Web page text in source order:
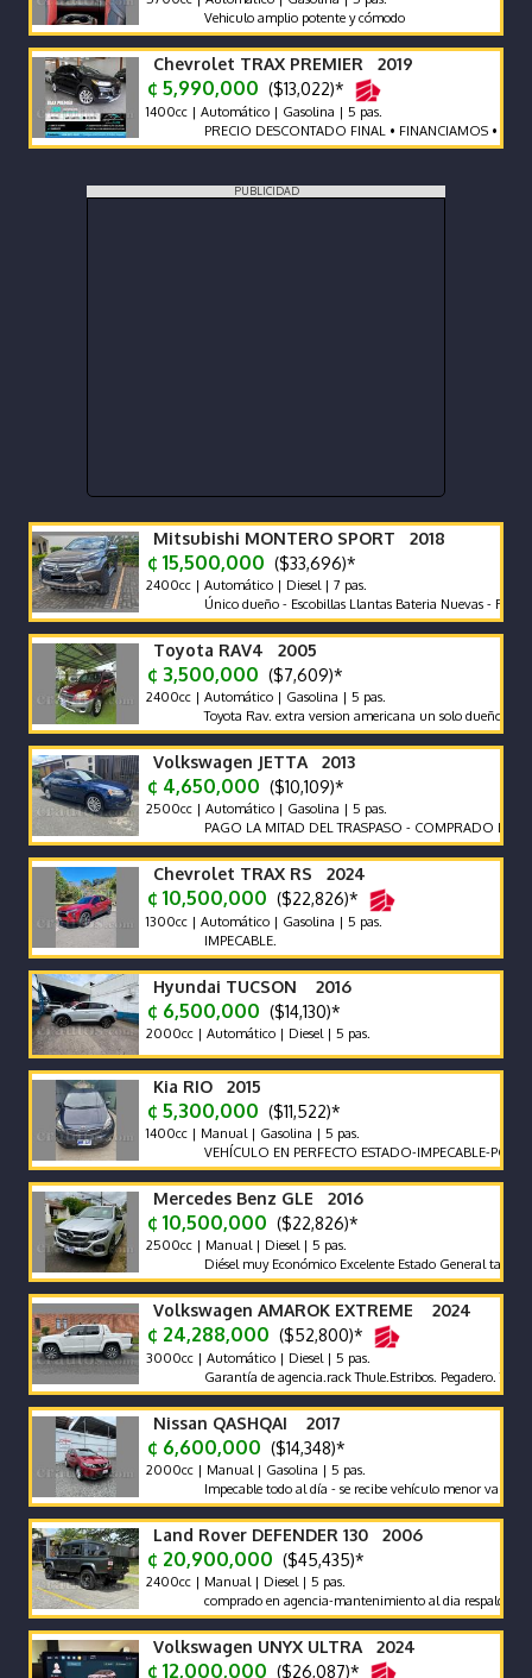
Vehiculo amplio potente y cómodo
Chevrolet TRAX PREMIER 2019
¢ 5,990,000 ($13,022)*
1400cc | Automático | Gasolina | 5 pas.
PRECIO DESCONTADO FINAL • FINANCIAMOS •
PUBLICIDAD
Mitsubishi MONTERO SPORT 2018
¢ 15,500,000 ($33,696)*
2400cc | Automático | Diesel | 7 pas.
Único dueño - Escobillas Llantas Bateria Nuevas - Recor de
Toyota RAV4 2005
¢ 3,500,000 ($7,609)*
2400cc | Automático | Gasolina | 5 pas.
Toyota Rav. extra version americana un solo dueño.
Volkswagen JETTA 2013
¢ 4,650,000 ($10,109)*
2500cc | Automático | Gasolina | 5 pas.
PAGO LA MITAD DEL TRASPASO - COMPRADO EN CR
Chevrolet TRAX RS 2024
¢ 10,500,000 ($22,826)*
1300cc | Automático | Gasolina | 5 pas.
IMPECABLE.
Hyundai TUCSON 2016
¢ 6,500,000 ($14,130)*
2000cc | Automático | Diesel | 5 pas.
Kia RIO 2015
¢ 5,300,000 ($11,522)*
1400cc | Manual | Gasolina | 5 pas.
VEHÍCULO EN PERFECTO ESTADO-IMPECABLE-POCO
Mercedes Benz GLE 2016
¢ 10,500,000 ($22,826)*
2500cc | Manual | Diesel | 5 pas.
Diésel muy Económico Excelente Estado General tapicería
Volkswagen AMAROK EXTREME 2024
¢ 24,288,000 ($52,800)*
3000cc | Automático | Diesel | 5 pas.
Garantía de agencia.rack Thule.Estribos. Pegadero. Tapa
Nissan QASHQAI 2017
¢ 6,600,000 ($14,348)*
2000cc | Manual | Gasolina | 5 pas.
Impecable todo al día - se recibe vehículo menor valor
Land Rover DEFENDER 130 2006
¢ 20,900,000 ($45,435)*
2400cc | Manual | Diesel | 5 pas.
comprado en agencia-mantenimiento al dia respaldo -pocos
Volkswagen UNYX ULTRA 2024
¢ 12,000,000 ($26,087)*